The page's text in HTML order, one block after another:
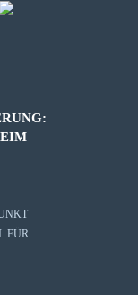
FÜR